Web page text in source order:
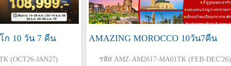
ก 10 วัน 7 คืน
(OCT26-JAN27)
AMAZING MOROCCO 10วัน7คืน
รหัส AMZ-AM2617-MA01TK (FEB-DEC'26)